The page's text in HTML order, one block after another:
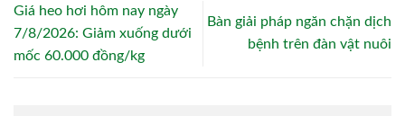
Giá heo hơi hôm nay ngày
7/8/2026: Giảm xuống dưới
mốc 60.000 đồng/kg
Bàn giải pháp ngăn chặn dịch
bệnh trên đàn vật nuôi